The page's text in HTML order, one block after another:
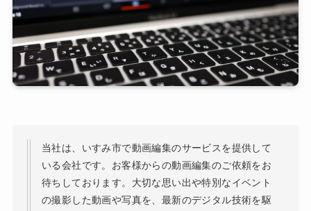
当社は、いすみ市で動画編集のサービスを提供して
いる会社です。お客様からの動画編集のご依頼をお
待ちしております。大切な思い出や特別なイベント
の撮影した動画や写真を、最新のデジタル技術を駆